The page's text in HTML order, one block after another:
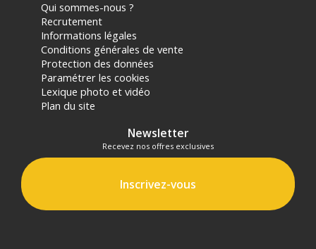
Qui sommes-nous ?
Recrutement
Informations légales
Conditions générales de vente
Protection des données
Paramétrer les cookies
Lexique photo et vidéo
Plan du site
Newsletter
Recevez nos offres exclusives
Inscrivez-vous